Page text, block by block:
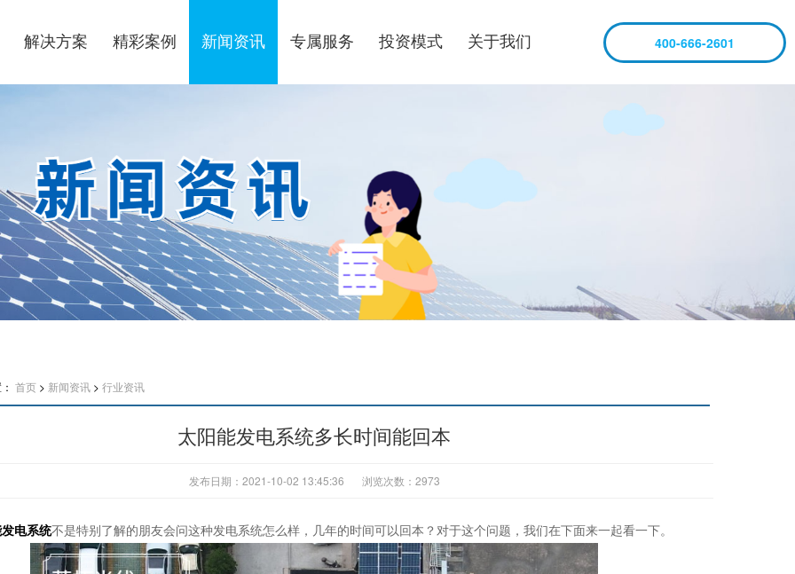
解决方案 精彩案例 新闻资讯 专属服务 投资模式 关于我们 400-666-2601
首页 > 新闻资讯 > 行业资讯
太阳能发电系统多长时间能回本
发布日期：2021-10-02 13:45:36 浏览次数： 2973
电系统不是特别了解的朋友会问这种发电系统怎么样，几年的时间可以回本？对于这个问题，我们在下面来一起看一下。